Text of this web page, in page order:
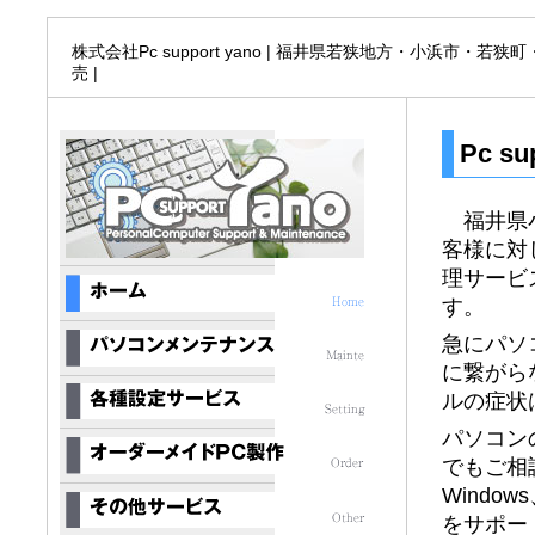
株式会社Pc support yano | 福井県若狭地方・小浜市・若狭
売 |
Pc
福井県
客様に対
理サービ
す。
急にパソ
に繋がら
ルの症
パソコン
でもご相
をサポ